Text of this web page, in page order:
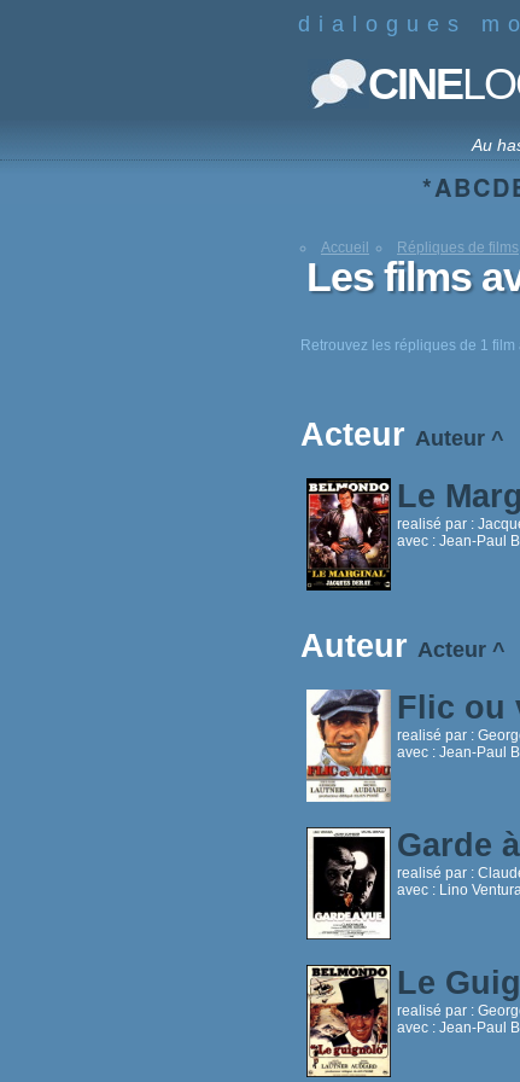
dialogues
CINE
Au
*ABCD
Accueil Répliques de films
Les films
Retrouvez les répliques de 1
Acteur Auteur ^
Le
realisé par :
avec : Jean-Paul
Auteur Acteur ^
Flic ou
realisé par :
avec : Jean-Paul
Garde
realisé par :
avec : Lino
Le
realisé par :
avec : Jean-Paul